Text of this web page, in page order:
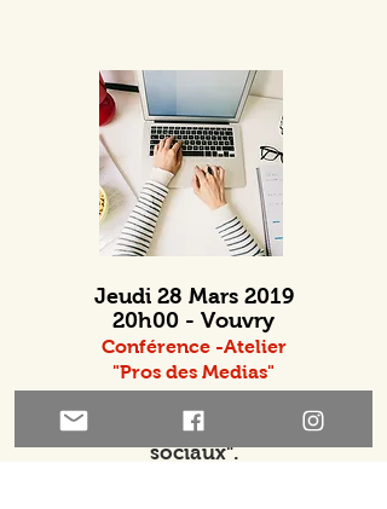
Jeudi 28 Mars 2019
20h00 - Vouvry
Conférence -Atelier
"Pros des Medias"
Conférence autour du thème
"Internet, Medias et réseaux
sociaux".